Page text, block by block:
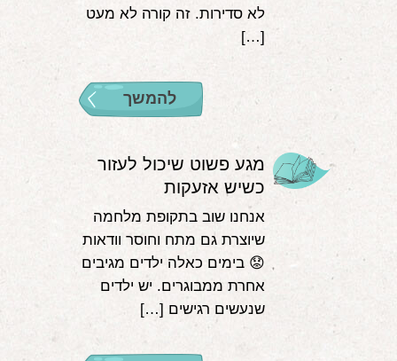
לא סדירות. זה קורה לא מעט
[…]
להמשך
מגע פשוט שיכול לעזור
כשיש אזעקות
אנחנו שוב בתקופת מלחמה
שיוצרת גם מתח וחוסר וודאות
😟 בימים כאלה ילדים מגיבים
אחרת ממבוגרים. יש ילדים
שנעשים רגישים […]